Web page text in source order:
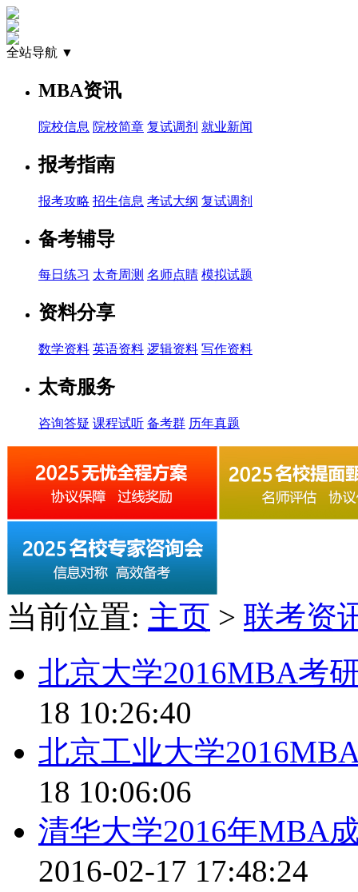
全站导航 ▼
MBA资讯
院校信息 院校简章 复试调剂 就业新闻
报考指南
报考攻略 招生信息 考试大纲 复试调剂
备考辅导
每日练习 太奇周测 名师点睛 模拟试题
资料分享
数学资料 英语资料 逻辑资料 写作资料
太奇服务
咨询答疑 课程试听 备考群 历年真题
当前位置: 主页 > 联考资
北京大学2016MBA考
18 10:26:40
北京工业大学
18 10:06:06
清华大学2016年MBA
2016-02-17 17:48:24